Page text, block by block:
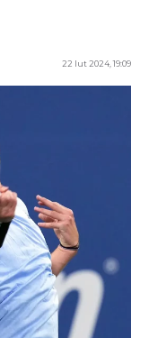
22 lut 2024, 19:09